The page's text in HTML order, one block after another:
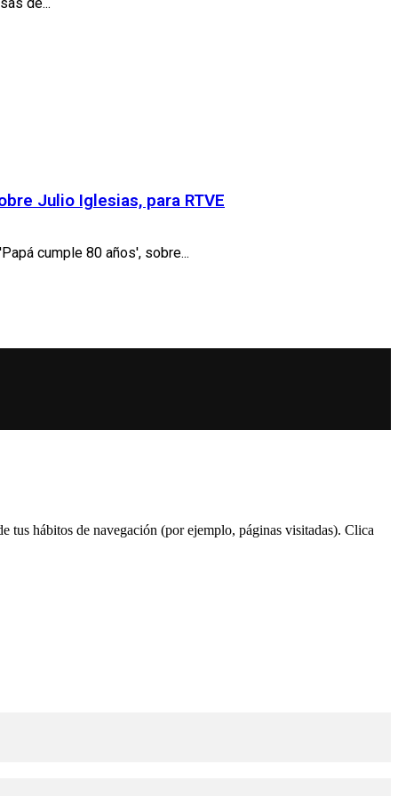
de...
Julio Iglesias, para RTVE
cumple 80 años', sobre...
tus hábitos de navegación (por ejemplo, páginas visitadas). Clica